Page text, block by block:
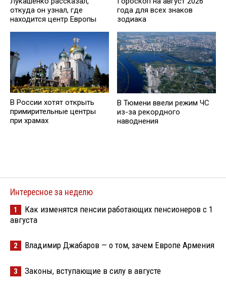
откуда он узнал, где
находится центр Европы
года для всех знаков
зодиака
В России хотят открыть
примирительные центры
при храмах
В Тюмени ввели режим ЧС
из-за рекордного
наводнения
Интересное за неделю
1
Как изменятся пенсии работающих пенсионеров с 1
августа
2 Владимир Джабаров — о том, зачем Европе Армения
3 Законы, вступающие в силу в августе